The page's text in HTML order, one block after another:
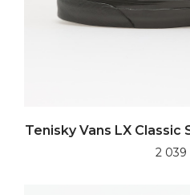
Tenisky Vans LX Classic
2 039